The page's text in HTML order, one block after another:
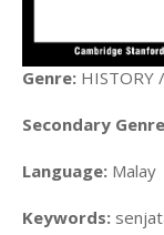
Genre: HISTORY
Secondary
Language: Malay
Keywords: